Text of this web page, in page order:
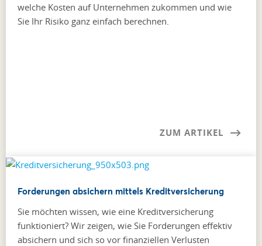
welche Kosten auf Unternehmen zukommen und wie
Sie Ihr Risiko ganz einfach berechnen.
ZUM ARTIKEL
Forderungen absichern mittels Kreditversicherung
Sie möchten wissen, wie eine Kreditversicherung
funktioniert? Wir zeigen, wie Sie Forderungen effektiv
absichern und sich so vor finanziellen Verlusten